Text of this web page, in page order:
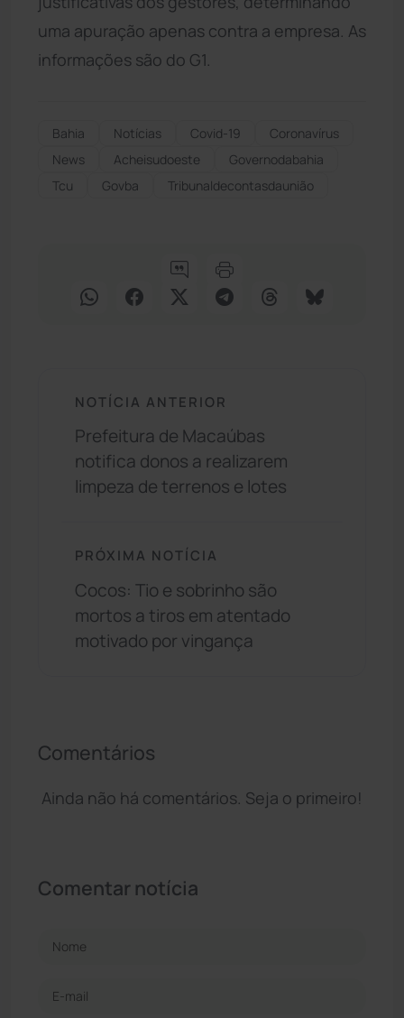
uma apuração apenas contra a empresa. As
informações são do G1.
Bahia Notícias Covid-19
Coronavírus
News
Acheisudoeste
Governodabahia
Tcu
Govba Tribunaldecontasdaunião
NOTÍCIA ANTERIOR
Prefeitura de Macaúbas
notifica donos a realizarem
limpeza de terrenos e lotes
PRÓXIMA NOTÍCIA
Cocos: Tio e sobrinho são
mortos a tiros em atentado
motivado por vingança
Comentários
Ainda não há comentários. Seja o primeiro!
Comentar notícia